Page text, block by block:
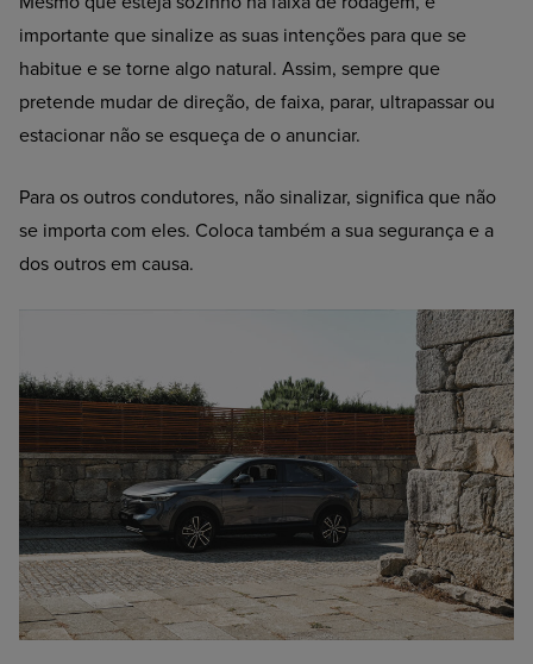
importante que sinalize as suas intenções para que se
habitue e se torne algo natural. Assim, sempre que
pretende mudar de direção, de faixa, parar, ultrapassar ou
estacionar não se esqueça de o anunciar.
Para os outros condutores, não sinalizar, significa que não
se importa com eles. Coloca também a sua segurança e a
dos outros em causa.